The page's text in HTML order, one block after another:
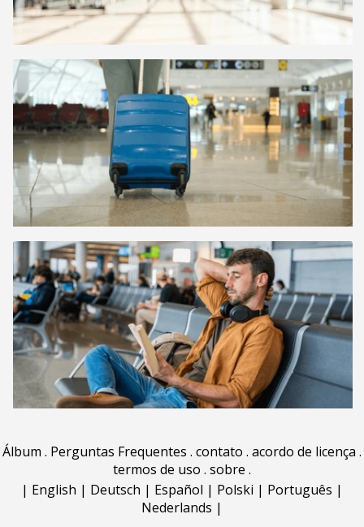
Álbum . Perguntas Frequentes . contato . acordo de licença .
termos de uso . sobre .
| English | Deutsch | Español | Polski | Português |
Nederlands |